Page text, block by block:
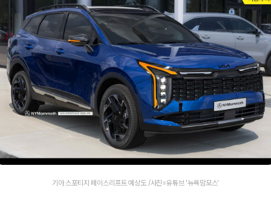
기아 스포티지 페이스리프트 예상도 /사진=유튜브 '뉴욕맘모스'